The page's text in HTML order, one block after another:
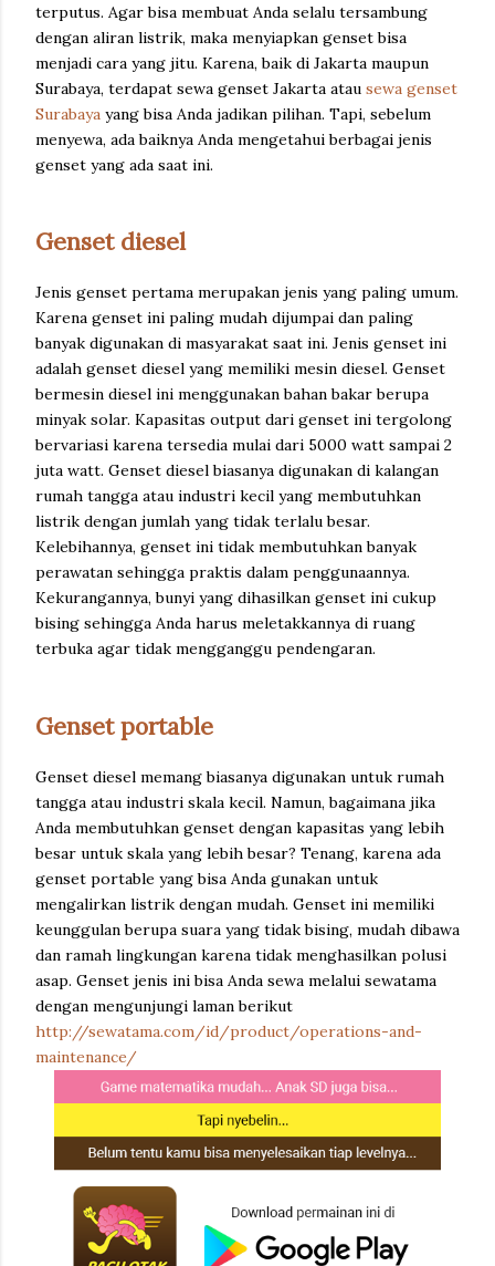
terputus. Agar bisa membuat Anda selalu tersambung
dengan aliran listrik, maka menyiapkan genset bisa
menjadi cara yang jitu. Karena, baik di Jakarta maupun
Surabaya, terdapat sewa genset Jakarta atau sewa genset
Surabaya yang bisa Anda jadikan pilihan. Tapi, sebelum
menyewa, ada baiknya Anda mengetahui berbagai jenis
genset yang ada saat ini.
Genset diesel
Jenis genset pertama merupakan jenis yang paling umum.
Karena genset ini paling mudah dijumpai dan paling
banyak digunakan di masyarakat saat ini. Jenis genset ini
adalah genset diesel yang memiliki mesin diesel. Genset
bermesin diesel ini menggunakan bahan bakar berupa
minyak solar. Kapasitas output dari genset ini tergolong
bervariasi karena tersedia mulai dari 5000 watt sampai 2
juta watt. Genset diesel biasanya digunakan di kalangan
rumah tangga atau industri kecil yang membutuhkan
listrik dengan jumlah yang tidak terlalu besar.
Kelebihannya, genset ini tidak membutuhkan banyak
perawatan sehingga praktis dalam penggunaannya.
Kekurangannya, bunyi yang dihasilkan genset ini cukup
bising sehingga Anda harus meletakkannya di ruang
terbuka agar tidak mengganggu pendengaran.
Genset portable
Genset diesel memang biasanya digunakan untuk rumah
tangga atau industri skala kecil. Namun, bagaimana jika
Anda membutuhkan genset dengan kapasitas yang lebih
besar untuk skala yang lebih besar? Tenang, karena ada
genset portable yang bisa Anda gunakan untuk
mengalirkan listrik dengan mudah. Genset ini memiliki
keunggulan berupa suara yang tidak bising, mudah dibawa
dan ramah lingkungan karena tidak menghasilkan polusi
asap. Genset jenis ini bisa Anda sewa melalui sewatama
dengan mengunjungi laman berikut
http://sewatama.com/id/product/operations-and-
maintenance/